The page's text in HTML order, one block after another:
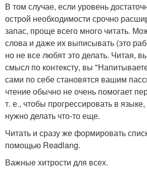
В том случае, если уровень
острой необходимости срочно
запас, проще всего много читать.
слова и даже их выписывать (это
но не все любят это делать. Читая,
смысл по контексту, вы
сами по себе становятся вашим
чтение обычно не очень помогает
т. е., чтобы прогрессировать в
нужно делать что-то еще.
Читать и сразу же формировать
помощью Readlang.
Важные хитрости для всех.